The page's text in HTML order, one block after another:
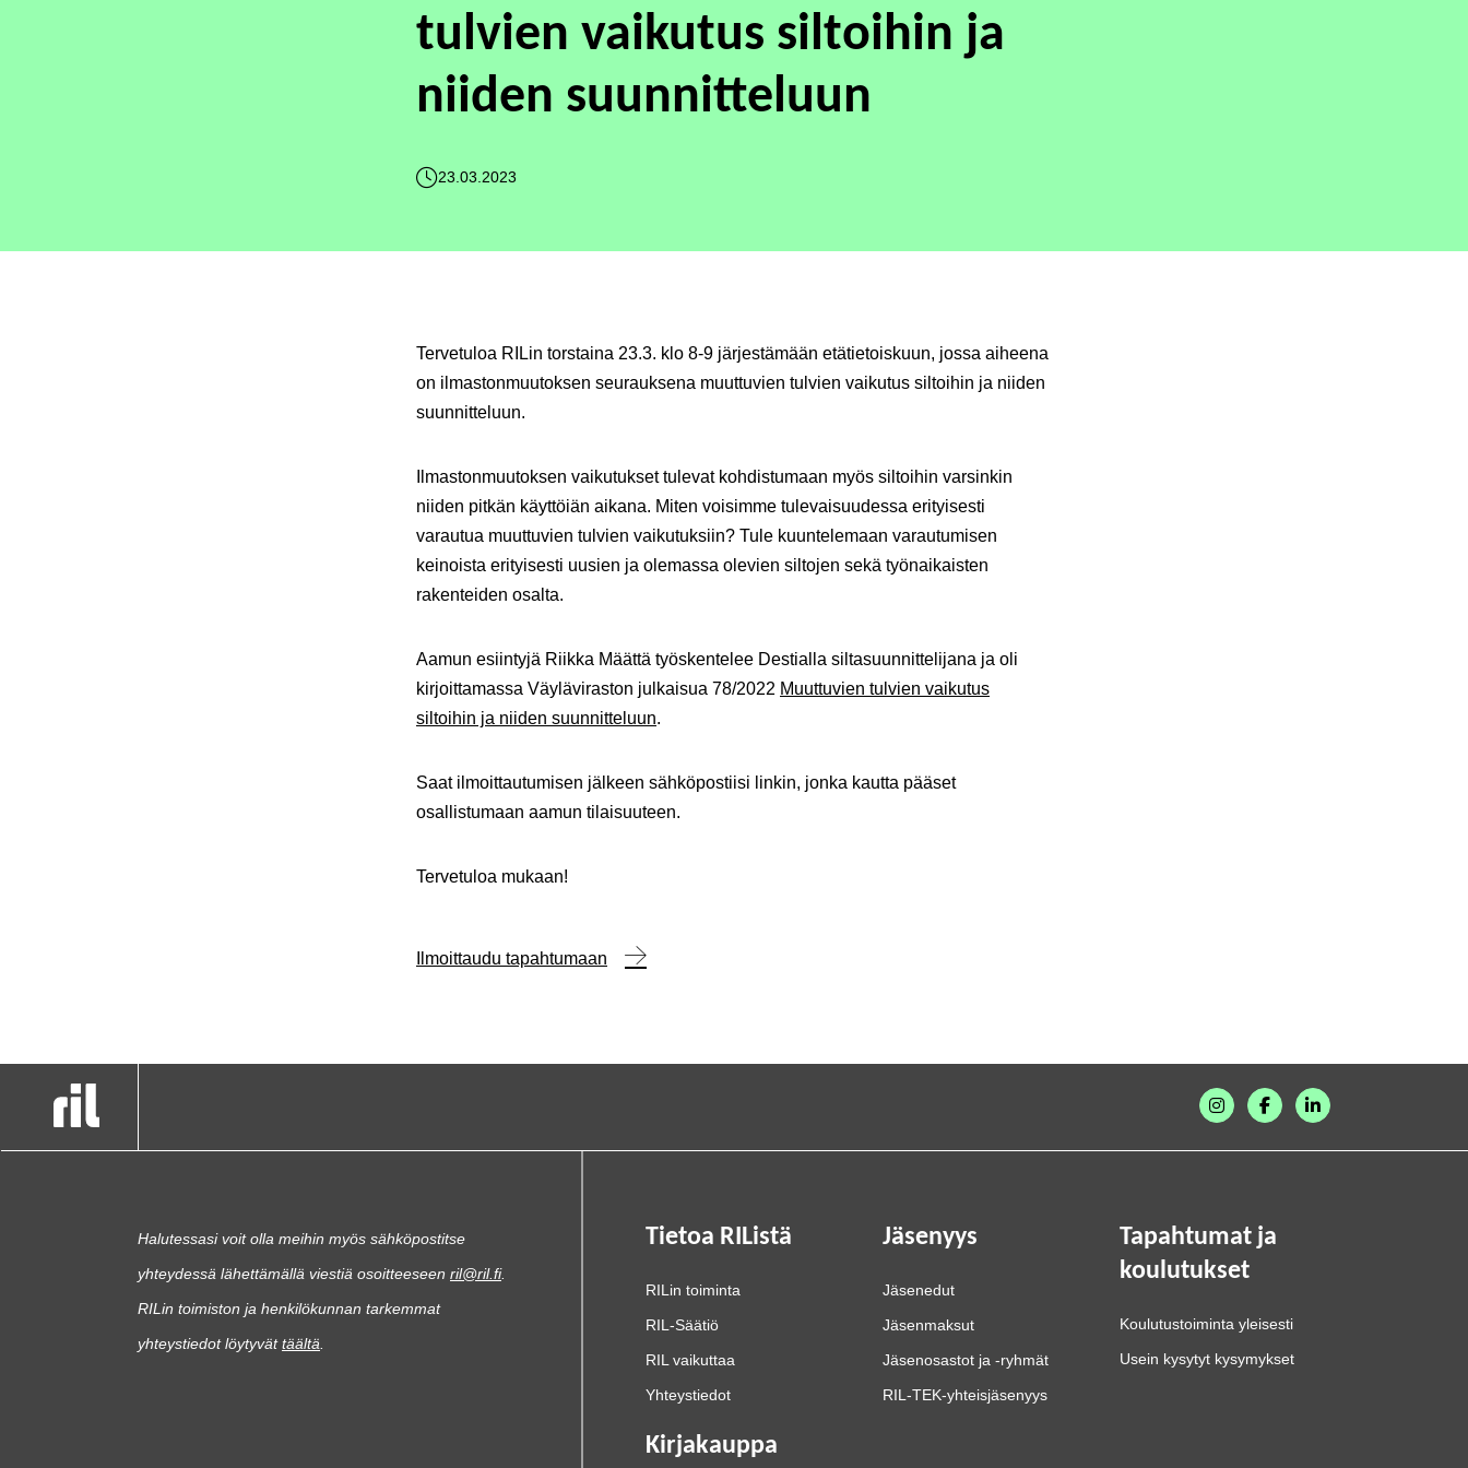
tulvien vaikutus siltoihin ja
niiden suunnitteluun
23.03.2023
Tervetuloa RILin torstaina 23.3. klo 8-9 järjestämään etätietoiskuun, jossa aiheena
on ilmastonmuutoksen seurauksena muuttuvien tulvien vaikutus siltoihin ja niiden
suunnitteluun.
Ilmastonmuutoksen vaikutukset tulevat kohdistumaan myös siltoihin varsinkin
niiden pitkän käyttöiän aikana. Miten voisimme tulevaisuudessa erityisesti
varautua muuttuvien tulvien vaikutuksiin? Tule kuuntelemaan varautumisen
keinoista erityisesti uusien ja olemassa olevien siltojen sekä työnaikaisten
rakenteiden osalta.
Aamun esiintyjä Riikka Määttä työskentelee Destialla siltasuunnittelijana ja oli
kirjoittamassa Väyläviraston julkaisua 78/2022 Muuttuvien tulvien vaikutus
siltoihin ja niiden suunnitteluun.
Saat ilmoittautumisen jälkeen sähköpostiisi linkin, jonka kautta pääset
osallistumaan aamun tilaisuuteen.
Tervetuloa mukaan!
Ilmoittaudu tapahtumaan
Halutessasi voit olla meihin myös sähköpostitse
yhteydessä lähettämällä viestiä osoitteeseen ril@ril.fi.
RILin toimiston ja henkilökunnan tarkemmat
yhteystiedot löytyvättäältä
Tietoa RIListä
RILin toiminta
RIL-Säätiö
RIL vaikuttaa
Yhteystiedot
Jäsenyys
Jäsenedut
Jäsenmaksut
Jäsenosastot ja -ryhmät
RIL-TEK-yhteisjäsenyys
Tapahtumat ja
koulutukset
Koulutustoiminta yleisesti
Usein kysytyt kysymykset
Kirjakauppa